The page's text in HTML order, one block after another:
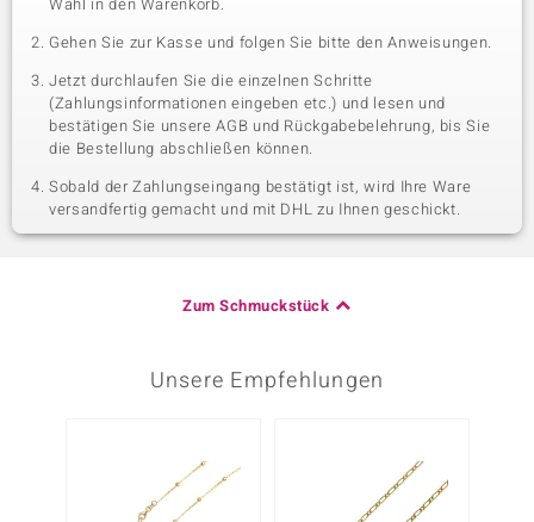
Gehen Sie zur Kasse und folgen Sie bitte den Anweisungen.
Jetzt durchlaufen Sie die einzelnen Schritte
(Zahlungsinformationen eingeben etc.) und lesen und
bestätigen Sie unsere AGB und Rückgabebelehrung, bis Sie
die Bestellung abschließen können.
Sobald der Zahlungseingang bestätigt ist, wird Ihre Ware
versandfertig gemacht und mit DHL zu Ihnen geschickt.
Zum Schmuckstück
Unsere Empfehlungen